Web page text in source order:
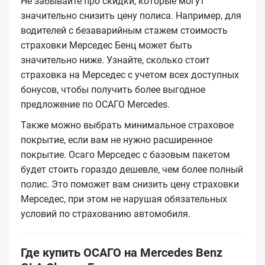
значительно снизить цену полиса. Например, для
водителей с безаварийным стажем стоимость
страховки Мерседес Бенц может быть
значительно ниже. Узнайте, сколько стоит
страховка на Мерседес с учетом всех доступных
бонусов, чтобы получить более выгодное
предложение по ОСАГО Mercedes.
Также можно выбрать минимальное страховое
покрытие, если вам не нужно расширенное
покрытие. Осаго Мерседес с базовым пакетом
будет стоить гораздо дешевле, чем более полный
полис. Это поможет вам снизить цену страховки
Мерседес, при этом не нарушая обязательных
условий по страхованию автомобиля.
Где купить ОСАГО на Mercedes Benz